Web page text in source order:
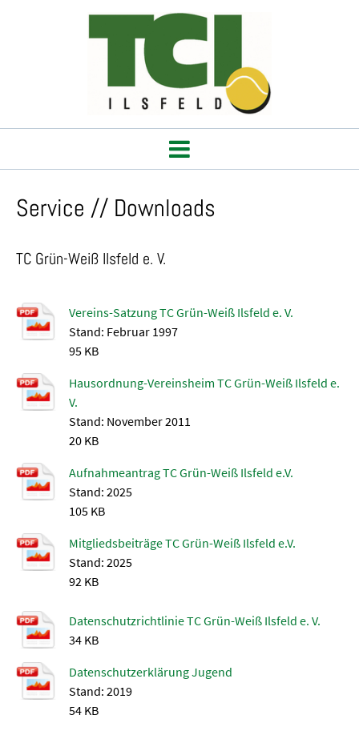
Service // Downloads
TC Grün-Weiß Ilsfeld e. V.
Vereins-Satzung TC Grün-Weiß Ilsfeld e. V.
Stand: Februar 1997
95 KB
Hausordnung-Vereinsheim TC Grün-Weiß Ilsfeld e.
V.
Stand: November 2011
20 KB
Aufnahmeantrag TC Grün-Weiß Ilsfeld e.V.
Stand: 2025
105 KB
Mitgliedsbeiträge TC Grün-Weiß Ilsfeld e.V.
Stand: 2025
92 KB
Datenschutzrichtlinie TC Grün-Weiß Ilsfeld e. V.
34 KB
Datenschutzerklärung Jugend
Stand: 2019
54 KB